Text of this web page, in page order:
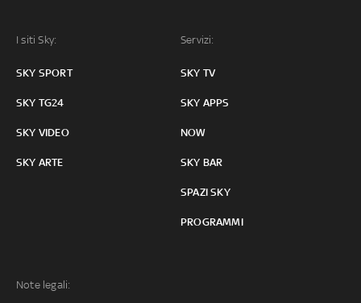
I siti Sky:
SKY SPORT
SKY TG24
SKY VIDEO
SKY ARTE
Servizi:
SKY TV
SKY APPS
NOW
SKY BAR
SPAZI SKY
PROGRAMMI
Note legali: